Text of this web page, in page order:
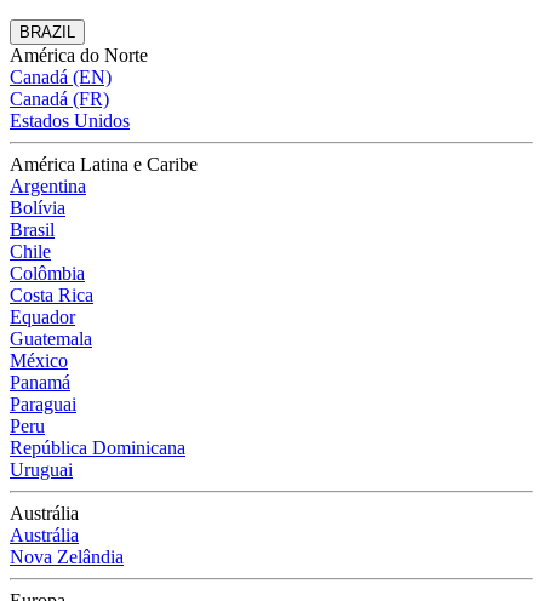
BRAZIL
América do Norte
Canadá (EN)
Canadá (FR)
Estados Unidos
América Latina e Caribe
Argentina
Bolívia
Brasil
Chile
Colômbia
Costa Rica
Equador
Guatemala
México
Panamá
Paraguai
Peru
República Dominicana
Uruguai
Austrália
Austrália
Nova Zelândia